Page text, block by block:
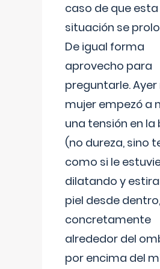
caso de que esta
situación se
De igual forma
aprovecho para
preguntarle. Ayer
mujer empezó a
una tensión en la
(no dureza, sino
como si le
dilatando y
piel desde dentro,
concretamente
alrededor del
por encima del